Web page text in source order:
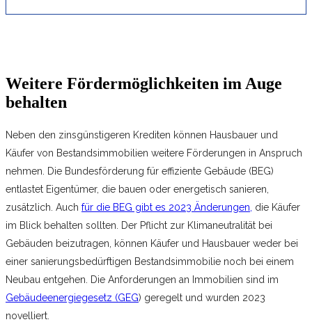
Weitere Fördermöglichkeiten im Auge
behalten
Neben den zinsgünstigeren Krediten können Hausbauer und
Käufer von Bestandsimmobilien weitere Förderungen in Anspruch
nehmen. Die Bundesförderung für effiziente Gebäude (BEG)
entlastet Eigentümer, die bauen oder energetisch sanieren,
zusätzlich. Auch für die BEG gibt es 2023 Änderungen, die Käufer
im Blick behalten sollten. Der Pflicht zur Klimaneutralität bei
Gebäuden beizutragen, können Käufer und Hausbauer weder bei
einer sanierungsbedürftigen Bestandsimmobilie noch bei einem
Neubau entgehen. Die Anforderungen an Immobilien sind im
Gebäudeenergiegesetz (GEG) geregelt und wurden 2023
novelliert.